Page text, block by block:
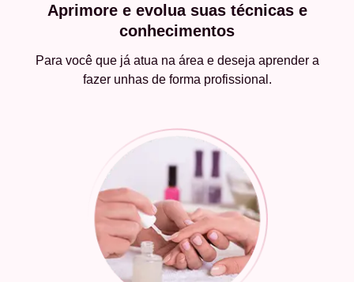
Aprimore e evolua suas técnicas e
conhecimentos
Para você que já atua na área e deseja aprender a
fazer unhas de forma profissional.